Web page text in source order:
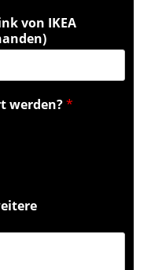
von IKEA
werden?*